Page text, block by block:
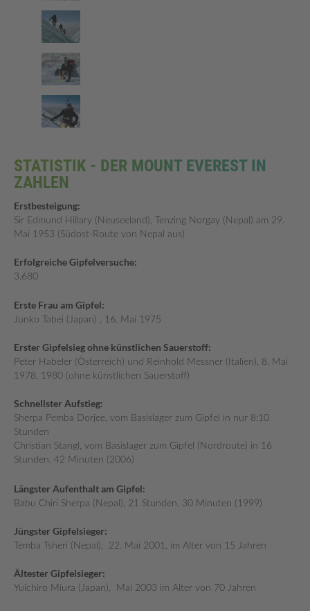
STATISTIK - DER MOUNT EVEREST IN
ZAHLEN
Erstbesteigung:
Sir Edmund Hillary (Neuseeland), Tenzing Norgay (Nepal) am 29.
Mai 1953 (Südost-Route von Nepal aus)
Erfolgreiche Gipfelversuche:
3.680
Erste Frau am Gipfel:
Junko Tabei (Japan) , 16. Mai 1975
Erster Gipfelsieg ohne künstlichen Sauerstoff:
Peter Habeler (Österreich) und Reinhold Messner (Italien), 8. Mai
1978, 1980 (ohne künstlichen Sauerstoff)
Schnellster Aufstieg:
Sherpa Pemba Dorjee, vom Basislager zum Gipfel in nur 8:10
Stunden
Christian Stangl, vom Basislager zum Gipfel (Nordroute) in 16
Stunden, 42 Minuten (2006)
Längster Aufenthalt am Gipfel:
Babu Chiri Sherpa (Nepal), 21 Stunden, 30 Minuten (1999)
Jüngster Gipfelsieger:
Temba Tsheri (Nepal), 22. Mai 2001, im Alter von 15 Jahren
Ältester Gipfelsieger:
Yuichiro Miura (Japan), Mai 2003 im Alter von 70 Jahren